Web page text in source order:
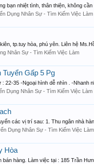
nhiệt tình, thân thiện, không cần
Dụng Nhân Sự - Tìm Kiếm Việc Làm
tp.tuy hòa, phú yên. Liên hệ
Nhân Sự - Tìm Kiếm Việc Làm
Gấp 5 Pg
35 -Ngoại hình dễ nhìn . -Nhanh
Dụng Nhân Sự - Tìm Kiếm Việc Làm
các vị trí sau: 1. Thu ngân nhà
Dụng Nhân Sự - Tìm Kiếm Việc Làm
Hòa
hàng. Làm việc tại : 185 Trần